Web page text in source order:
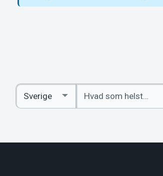
Indtast
søgeord
Select
Country